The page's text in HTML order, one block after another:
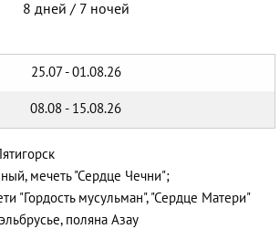
8 дней / 7 ночей
25.07 - 01.08.26
08.08 - 15.08.26
мечеть "Сердце Чечни";
"Гордость мусульман", "Сердце Матери"
поляна Азау